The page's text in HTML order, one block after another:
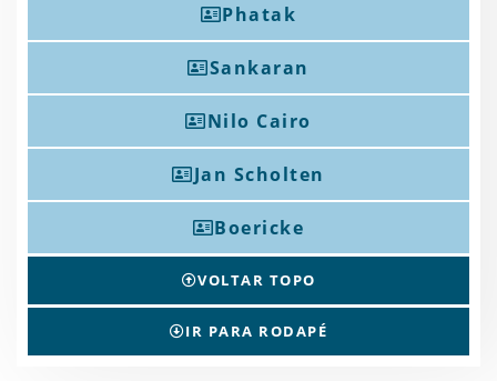
Phatak
Sankaran
Nilo Cairo
Jan Scholten
Boericke
VOLTAR TOPO
IR PARA RODAPÉ